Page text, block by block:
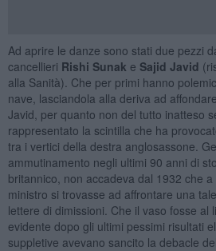
Ad aprire le danze sono stati due pezzi
cancellieri Rishi Sunak e Sajid Javid
alla Sanità). Che per primi hanno
nave, lasciandola alla deriva ad
Javid, per quanto non del tutto inatteso
rappresentato la scintilla che ha
tra i vertici della destra anglosassone.
ammutinamento negli ultimi 90 anni di
britannico, non accadeva dal 1932 che
ministro si trovasse ad affrontare una
lettere di dimissioni. Che il vaso fosse al
evidente dopo gli ultimi pessimi risultati
suppletive avevano sancito la debacle